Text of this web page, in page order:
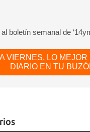
boletín semanal de
VIERNES, LO MEJOR
DIARIO EN TU